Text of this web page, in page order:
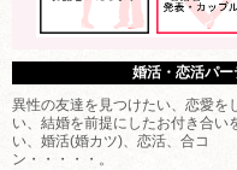
婚活・恋活パ
異性の友達を見つけたい、恋愛を
い、結婚を前提にしたお付き合い
い、婚活(婚カツ)、恋活、合コ
ン・・・・・。